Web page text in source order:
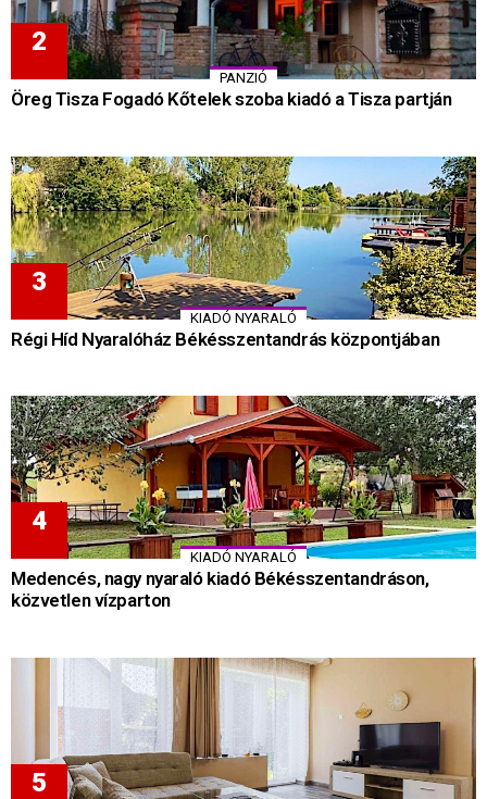
PANZIÓ
Öreg Tisza Fogadó Kőtelek szoba kiadó a Tisza partján
KIADÓ NYARALÓ
Régi Híd Nyaralóház Békésszentandrás központjában
KIADÓ NYARALÓ
Medencés, nagy nyaraló kiadó Békésszentandráson,
közvetlen vízparton